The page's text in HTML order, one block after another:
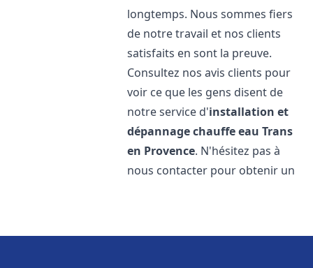
longtemps. Nous sommes fiers
de notre travail et nos clients
satisfaits en sont la preuve.
Consultez nos avis clients pour
voir ce que les gens disent de
notre service d'installation et
dépannage chauffe eau Trans
en Provence. N'hésitez pas à
nous contacter pour obtenir un